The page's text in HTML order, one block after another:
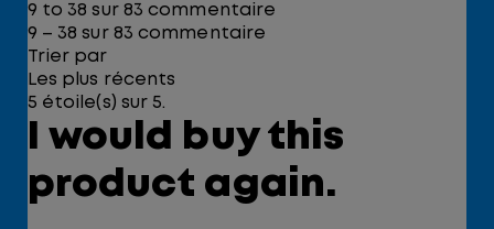
9 to 38 sur 83 commentaire
9 – 38 sur 83 commentaire
Trier par
Les plus récents
5 étoile(s) sur 5.
I would buy this
product again.